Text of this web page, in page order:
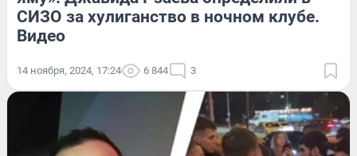
СИЗО за хулиганство в ночном клубе.
Видео
14 ноября, 2024, 17:24 6 844 3